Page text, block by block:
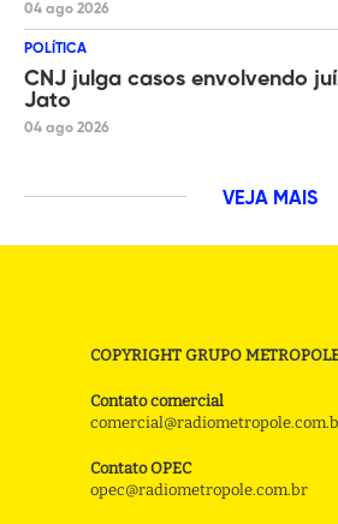
04 ago 2026
POLÍTICA
CNJ julga casos envolvendo
Jato
04 ago 2026
VEJA MAIS
COPYRIGHT GRUPO
Contato comercial
Contato OPEC
opec@radiometropole.com.br